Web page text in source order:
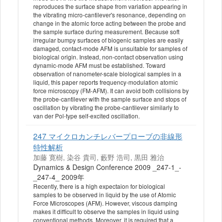
reproduces the surface shape from variation appearing in
the vibrating micro-cantilever's resonance, depending on
change in the atomic force acting between the probe and
the sample surface during measurement. Because soft
irregular bumpy surfaces of biogenic samples are easily
damaged, contact-mode AFM is unsuitable for samples of
biological origin. Instead, non-contact observation using
dynamic-mode AFM must be established. Toward
observation of nanometer-scale biological samples in a
liquid, this paper reports frequency-modulation atomic
force microscopy (FM-AFM). It can avoid both collisions by
the probe-cantilever with the sample surface and stops of
oscillation by vibrating the probe-cantilever similarly to
van der Pol-type self-excited oscillation.
247 マイクロカンチレバープローブの非線形
特性解析
加藤 寛樹, 染谷 貴司, 藪野 浩司, 黒田 雅治
Dynamics & Design Conference 2009 _247-1_-
_247-4_ 2009年
Recently, there is a high expectaion for biological
samples to be observed in liquid by the use of Atomic
Force Microscopes (AFM). However, viscous damping
makes it difficult to observe the samples in liquid using
conventional methods. Moreover, it is required that a